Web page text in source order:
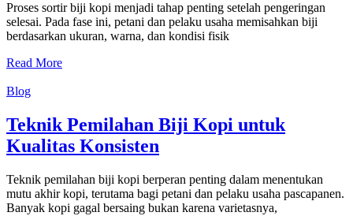
Proses sortir biji kopi menjadi tahap penting setelah pengeringan
selesai. Pada fase ini, petani dan pelaku usaha memisahkan biji
berdasarkan ukuran, warna, dan kondisi fisik
Read More
Blog
Teknik Pemilahan Biji Kopi untuk
Kualitas Konsisten
Teknik pemilahan biji kopi berperan penting dalam menentukan
mutu akhir kopi, terutama bagi petani dan pelaku usaha pascapanen.
Banyak kopi gagal bersaing bukan karena varietasnya,